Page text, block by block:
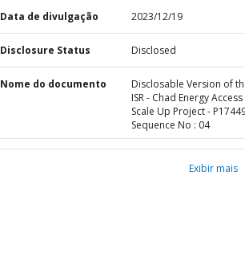
Data de divulgação 2023/12/19
Disclosure Status Disclosed
Nome do documento
Disclosable Version of
ISR - Chad Energy Access
Scale Up Project -
Sequence No : 04
Exibir mais